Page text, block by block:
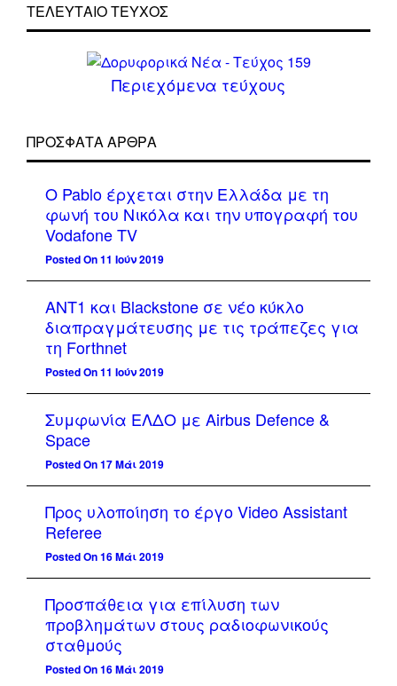
ΤΕΛΕΥΤΑΙΟ ΤΕΥΧΟΣ
Περιεχόμενα τεύχους
ΠΡΌΣΦΑΤΑ ΆΡΘΡΑ
Ο Pablo έρχεται στην Ελλάδα με τη
φωνή του Νικόλα και την υπογραφή του
Vodafone TV
Posted On 11 Ιούν 2019
ΑΝΤ1 και Blackstone σε νέο κύκλο
διαπραγμάτευσης με τις τράπεζες για
τη Forthnet
Posted On 11 Ιούν 2019
Συμφωνία ΕΛΔΟ με Airbus Defence &
Space
Posted On 17 Μάι 2019
Προς υλοποίηση το έργο Video Assistant
Referee
Posted On 16 Μάι 2019
Προσπάθεια για επίλυση των
προβλημάτων στους ραδιοφωνικούς
σταθμούς
Posted On 16 Μάι 2019